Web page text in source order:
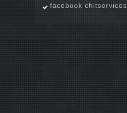
facebook chitservices